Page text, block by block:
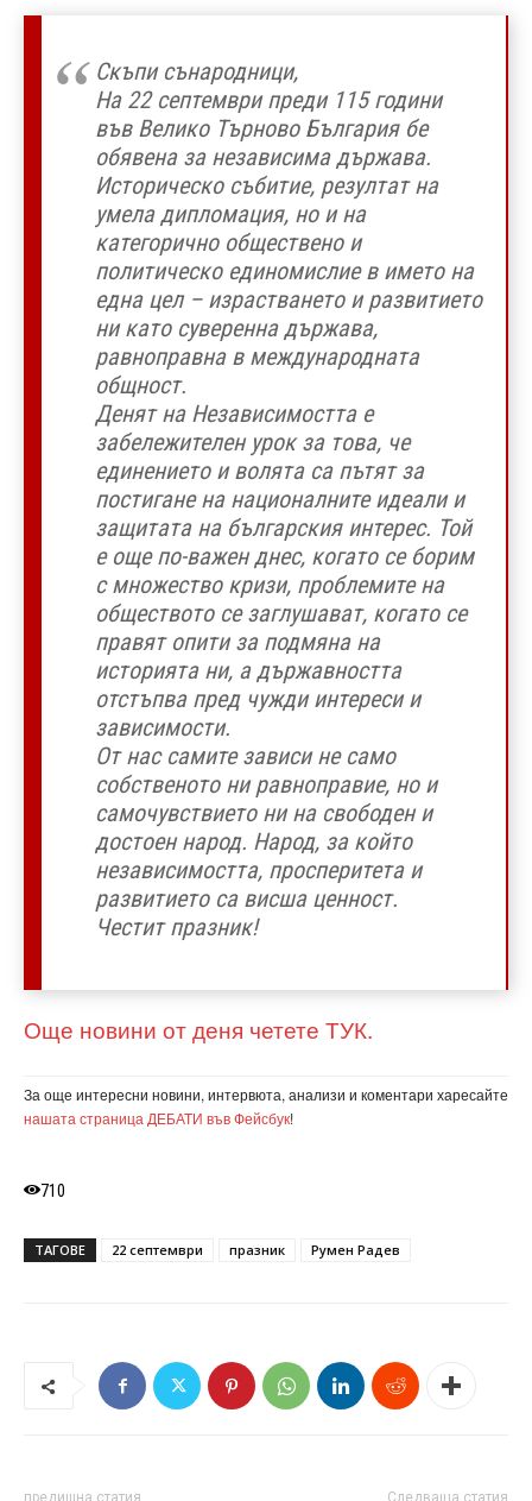
Скъпи сънародници,
На 22 септември преди 115 години
във Велико Търново България бе
обявена за независима държава.
Историческо събитие, резултат на
умела дипломация, но и на
категорично обществено и
политическо единомислие в името на
една цел – израстването и развитието
ни като суверенна държава,
равноправна в международната
общност.
Денят на Независимостта е
забележителен урок за това, че
единението и волята са пътят за
постигане на националните идеали и
защитата на българския интерес. Той
е още по-важен днес, когато се борим
с множество кризи, проблемите на
обществото се заглушават, когато се
правят опити за подмяна на
историята ни, а държавността
отстъпва пред чужди интереси и
зависимости.
От нас самите зависи не само
собственото ни равноправие, но и
самочувствието ни на свободен и
достоен народ. Народ, за който
независимостта, просперитета и
развитието са висша ценност.
Честит празник!
Още новини от деня четете ТУК.
За още интересни новини, интервюта, анализи и коментари харесайте
нашата страница ДЕБАТИ във Фейсбук!
710
ТАГОВЕ 22 септември празник Румен Радев